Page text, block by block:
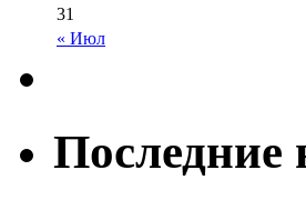
« Июл
31
Последние